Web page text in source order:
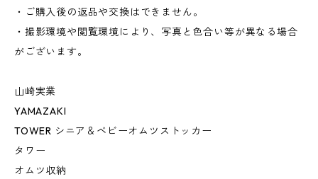
・ご購入後の返品や交換はできません。
・撮影環境や閲覧環境により、写真と色合い等が異なる場合
がございます。
山崎実業
YAMAZAKI
TOWER シニア＆ベビーオムツストッカー
タワー
オムツ収納